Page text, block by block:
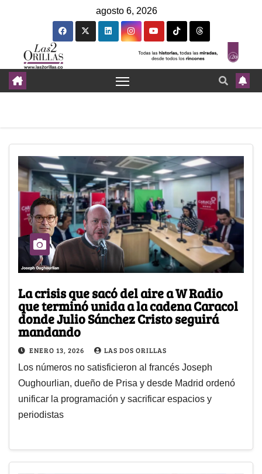
agosto 6, 2026
La crisis que sacó del aire a W Radio
que terminó unida a la cadena Caracol
donde Julio Sánchez Cristo seguirá
mandando
ENERO 13, 2026 LAS DOS ORILLAS
Los números no satisficieron al francés Joseph
Oughourlian, dueño de Prisa y desde Madrid ordenó
unificar la programación y sacrificar espacios y
periodistas